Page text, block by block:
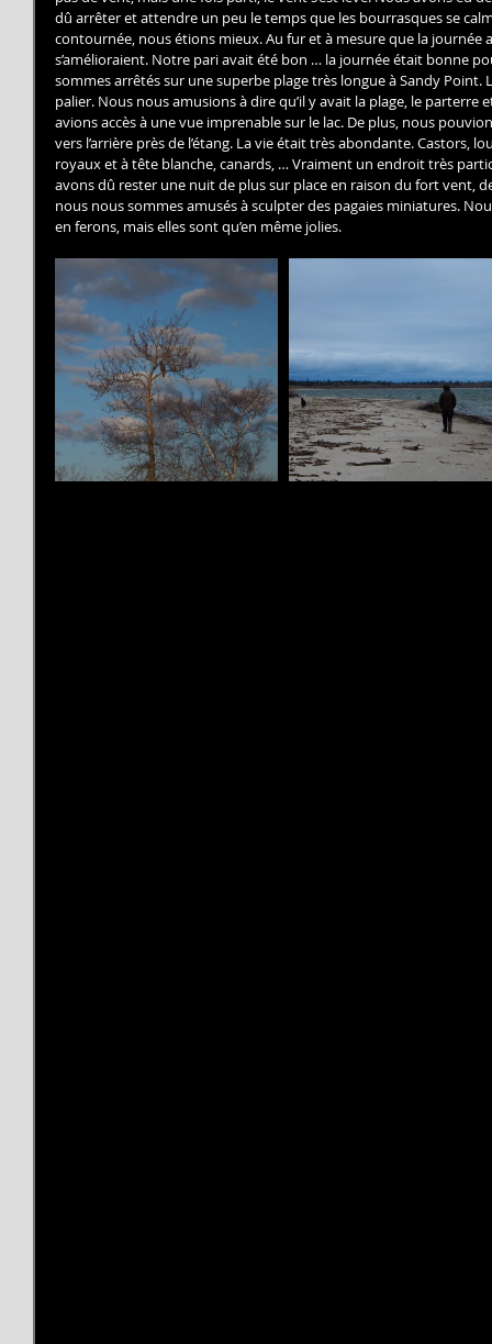
dû arrêter et attendre un peu le temps que les bourrasques se
contournée, nous étions mieux. Au fur et à mesure que la journée
s’amélioraient. Notre pari avait été bon … la journée était bonne
sommes arrêtés sur une superbe plage très longue à Sandy Point.
palier. Nous nous amusions à dire qu’il y avait la plage, le parterre
avions accès à une vue imprenable sur le lac. De plus, nous
vers l’arrière près de l’étang. La vie était très abondante. Castors,
royaux et à tête blanche, canards, … Vraiment un endroit très
avons dû rester une nuit de plus sur place en raison du fort vent,
nous nous sommes amusés à sculpter des pagaies miniatures.
en ferons, mais elles sont qu’en même jolies.